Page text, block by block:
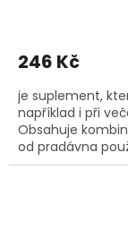
246 Kč
je suplement,
například i při
Obsahuje
od pradávna